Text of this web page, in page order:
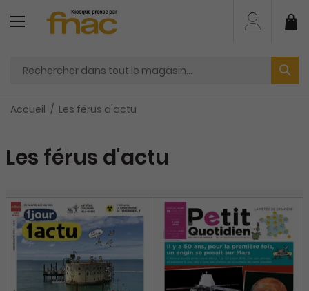
contenu
Accueil Les férus d'actu
Les férus d'actu